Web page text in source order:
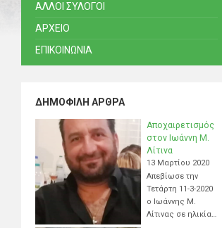
ΑΛΛΟΙ ΣΥΛΟΓΟΙ
ΑΡΧΕΙΟ
ΕΠΙΚΟΙΝΩΝΙΑ
ΔΗΜΟΦΙΛΉ ΆΡΘΡΑ
Αποχαιρετισμός
στον Ιωάννη Μ.
Λίτινα
13 Μαρτίου 2020
Απεβίωσε την
Τετάρτη 11-3-2020
ο Ιωάννης Μ.
Λίτινας σε ηλικία…